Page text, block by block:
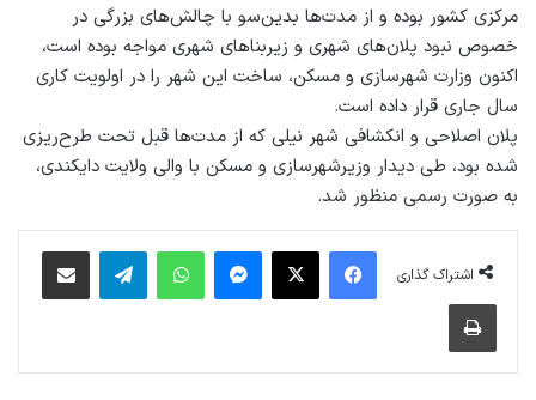
مرکزی کشور بوده و از مدت‌ها بدین‌سو با چالش‌های بزرگی در
خصوص نبود پلان‌های شهری و زیربناهای شهری مواجه بوده است،
اکنون وزارت شهرسازی و مسکن، ساخت این شهر را در اولویت کاری
سال جاری قرار داده است.
پلان اصلاحی و انکشافی شهر نیلی که از مدت‌ها قبل تحت طرح‌ریزی
شده بود، طی دیدار وزیرشهرسازی و مسکن با والی ولایت دایکندی،
به صورت رسمی منظور شد.
اشتراک گذاری
فیس بوک پیام رسان واتس آپ